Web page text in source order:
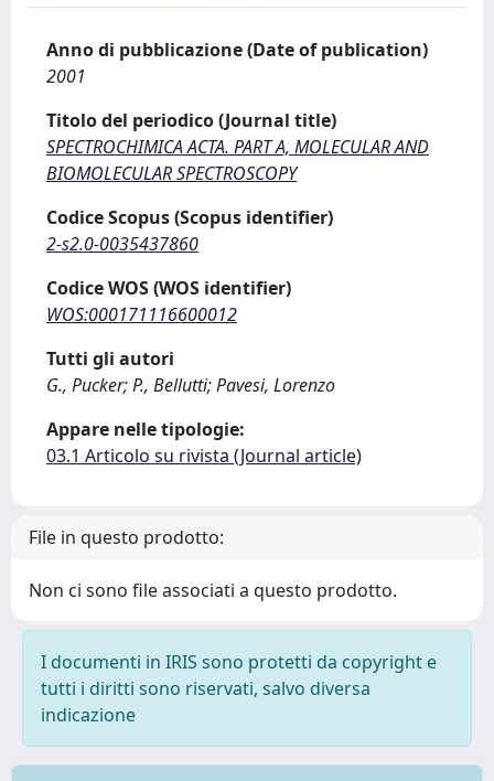
Anno di pubblicazione (Date of publication)
2001
Titolo del periodico (Journal title)
SPECTROCHIMICA ACTA. PART A, MOLECULAR AND
BIOMOLECULAR SPECTROSCOPY
Codice Scopus (Scopus identifier)
2-s2.0-0035437860
Codice WOS (WOS identifier)
WOS:000171116600012
Tutti gli autori
G., Pucker; P., Bellutti; Pavesi, Lorenzo
Appare nelle tipologie:
03.1 Articolo su rivista (Journal article)
File in questo prodotto:
Non ci sono file associati a questo prodotto.
I documenti in IRIS sono protetti da copyright e
tutti i diritti sono riservati, salvo diversa
indicazione